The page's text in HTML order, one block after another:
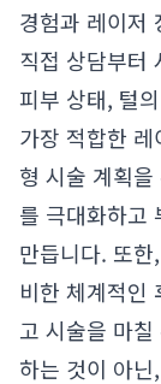
경험과 레이저
직접 상담부터
피부 상태, 털
가장 적합한
형 시술 계획
를 극대화하고
만듭니다. 또
비한 체계적인
고 시술을 마
하는 것이 아